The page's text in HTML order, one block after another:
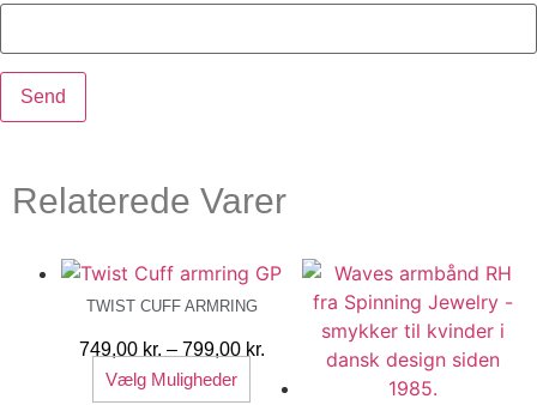
Relaterede Varer
TWIST CUFF ARMRING
749,00 kr. – 799,00 kr. Prisinterval:
Vælg Muligheder